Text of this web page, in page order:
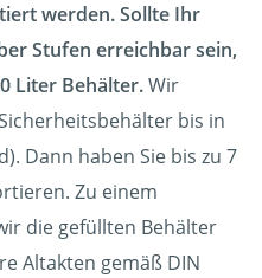
werden. Sollte Ihr
Stufen erreichbar sein,
Liter Behälter.Wir
bis in
Dann haben Sie bis zu 7
Zu einem
die gefüllten Behälter
Altakten gemäß DIN